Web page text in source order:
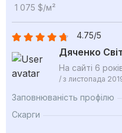
1 075 $/м²
4.75/5
Дяченко
На сайті 6
/ з листопада
Заповнюваність профілю
Скарги